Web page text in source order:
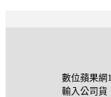
數位蘋果網
輸入公司貨